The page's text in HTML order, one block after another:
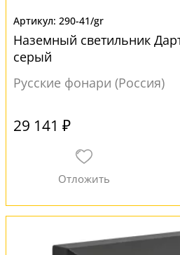
290-41/gr
Наземный светильник
серый
Русские фонари (Россия)
29 141 ₽